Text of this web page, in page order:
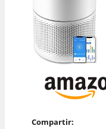
Compartir: